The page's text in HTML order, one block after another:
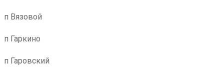
п Вязовой
п Гаркино
п Гаровский